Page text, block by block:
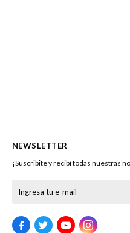
NEWSLETTER
¡Suscribite y recibí todas nuestras
   